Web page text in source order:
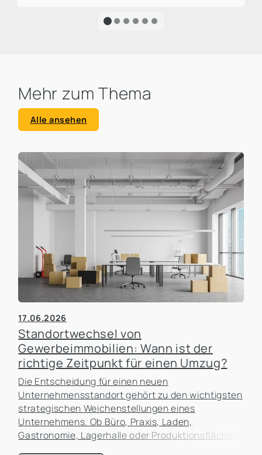
die Dringlichkeit für eine ökologische
Mehr zum Thema
Alle ansehen
17.06.2026
Standortwechsel von
Gewerbeimmobilien: Wann ist der
richtige Zeitpunkt für einen Umzug?
Die Entscheidung für einen neuen
Unternehmensstandort gehört zu den wichtigsten
strategischen Weichenstellungen eines
Unternehmens. Ob Büro, Praxis, Laden,
Gastronomie, Lagerhalle oder Produktionsfläche: